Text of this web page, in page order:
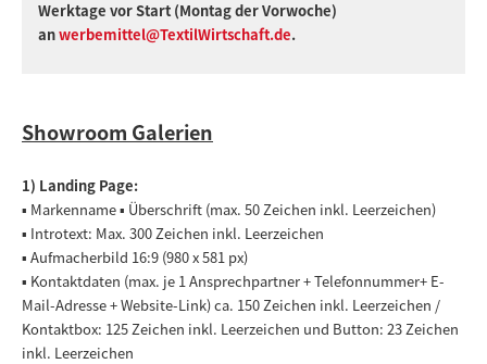
Werktage vor Start (Montag der Vorwoche)
anwerbemittel@TextilWirtschaft.de.
Showroom Galerien
1) Landing Page:
▪ Markenname ▪ Überschrift (max. 50 Zeichen inkl. Leerzeichen)
▪ Introtext: Max. 300 Zeichen inkl. Leerzeichen
▪ Aufmacherbild 16:9 (980 x 581 px)
▪ Kontaktdaten (max. je 1 Ansprechpartner + Telefonnummer+ E-
Mail-Adresse + Website-Link) ca. 150 Zeichen inkl. Leerzeichen /
Kontaktbox: 125 Zeichen inkl. Leerzeichen und Button: 23 Zeichen
inkl. Leerzeichen